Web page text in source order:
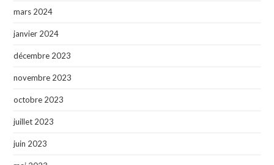
mars 2024
janvier 2024
décembre 2023
novembre 2023
octobre 2023
juillet 2023
juin 2023